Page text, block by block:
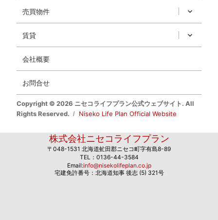
売買物件
賃貸
会社概要
お問合せ
Copyright © 2026 ニセコライフプラン公式ウェブサイト. All
Rights Reserved.
Niseko Life Plan Official Website
株式会社ニセコライフプラン
〒048-1531 北海道虻田郡ニセコ町字有島8-89
TEL：0136-44-3584
Email:info@nisekolifeplan.co.jp
宅建免許番号：北海道知事 後志 (5) 321号